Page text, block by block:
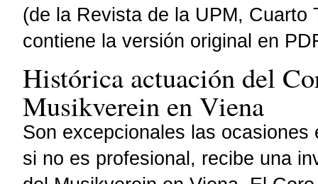
(de la Revista de la UPM, Cuarto
contiene la versión original en
Histórica actuación del
Musikverein en Viena
Son excepcionales las
si no es profesional, recibe una